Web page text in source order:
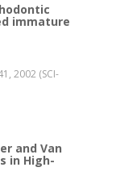
immature
2002 (SCI-
and Van
in High-